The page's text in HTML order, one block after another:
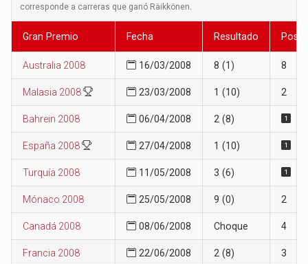
corresponde a carreras que ganó Räikkönen.
Gran Premio Fecha Resultado
Australia 2008 16/03/2008 8 (1) 8
Malasia 2008 23/03/2008 1 (10) 2
Bahrein 2008 06/04/2008 2 (8)
España 2008 27/04/2008 1 (10)
Turquía 2008 11/05/2008 3 (6)
Mónaco 2008 25/05/2008 9 (0) 2
Canadá 2008 08/06/2008 Choque 4
Francia 2008 22/06/2008 2 (8) 3